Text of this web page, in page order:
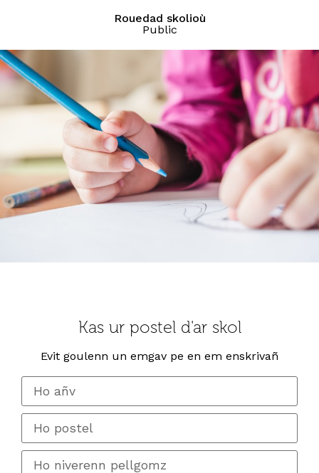
Rouedad skolioù
Public
Kas ur postel d'ar skol
Evit goulenn un emgav pe en em enskrivañ